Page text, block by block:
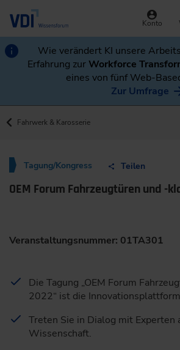
Konto
Wie verändert KI unsere
Erfahrung zurWorkforce
eines von fünf Web-
Zur Umfrage
Fahrwerk & Karosserie
Tagung/Kongress Teilen
OEM Forum Fahrzeugtüren und -
Veranstaltungsnummer: 01TA301
Die Tagung „OEM Forum
2022“ ist die
Treten Sie in Dialog mit Experten
Wissenschaft.